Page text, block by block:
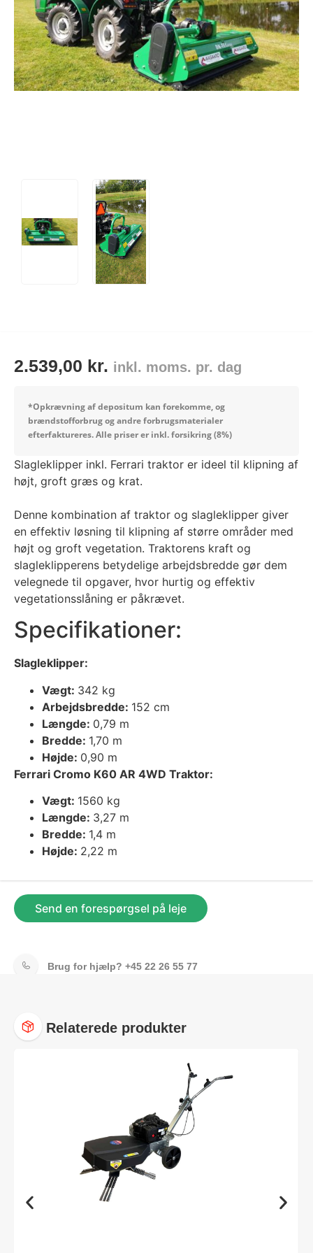
Tips og tricks
4.4 Google Reviews
4.7 Trustpilot
2.539,00 kr. inkl. moms. pr. dag
*Opkrævning af depositum kan forekomme, og
brændstofforbrug og andre forbrugsmaterialer
efterfaktureres.Alle priser er inkl. forsikring (8%)
Slagleklipper inkl. Ferrari traktor er ideel til klipning af
højt, groft græs og krat.
Denne kombination af traktor og slagleklipper giver
en effektiv løsning til klipning af større områder med
højt og groft vegetation. Traktorens kraft og
slagleklipperens betydelige arbejdsbredde gør dem
velegnede til opgaver, hvor hurtig og effektiv
vegetationsslåning er påkrævet.
Specifikationer:
Slagleklipper:
Vægt: 342 kg
Arbejdsbredde: 152 cm
Længde: 0,79 m
Bredde: 1,70 m
Højde: 0,90 m
Ferrari Cromo K60 AR 4WD Traktor:
Vægt: 1560 kg
Længde: 3,27 m
Bredde: 1,4 m
Højde: 2,22 m
Send en forespørgsel på leje
Brug for hjælp? +45 22 26 55 77
Relaterede produkter